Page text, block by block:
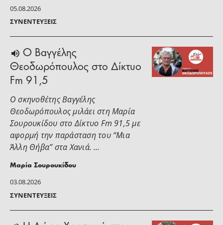
05.08.2026
ΣΥΝΕΝΤΕΎΞΕΙΣ
03.08.2026
ΣΥΝΕΝΤΕΎΞΕΙΣ
Ο Βαγγέλης
Θεοδωρόπουλος στο Δίκτυο
Fm 91,5
Ο σκηνοθέτης Βαγγέλης
Θεοδωρόπουλος μιλάει στη Μαρία
Σουρουκίδου στο Δίκτυο Fm 91,5 με
αφορμή την παράσταση του “Μια
Άλλη Θήβα” στα Χανιά. …
Μαρία Σουρουκίδου